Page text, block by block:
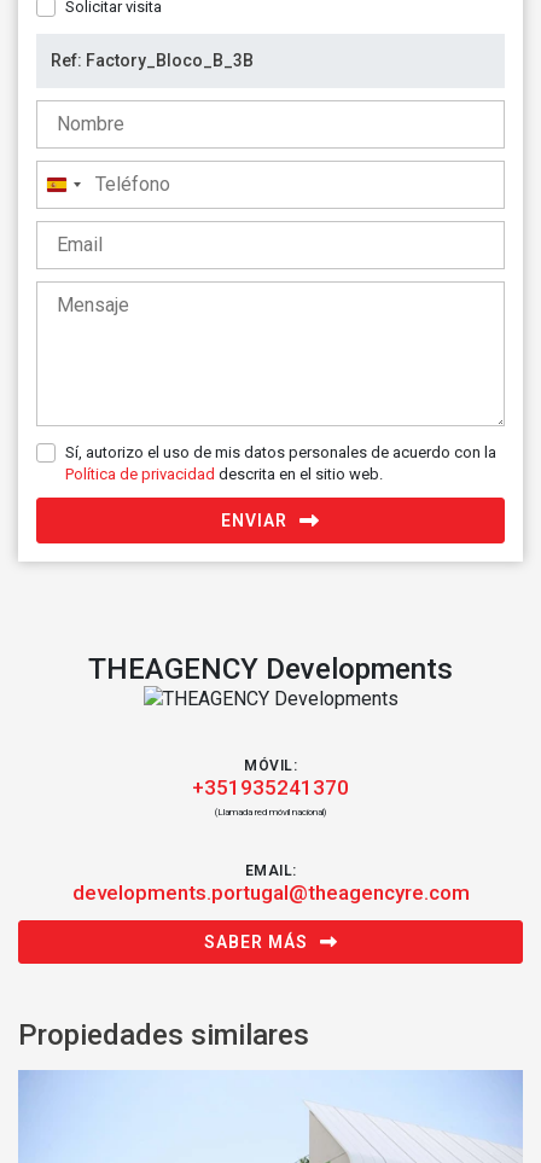
Solicitar visita
España
+34
Sí, autorizo el uso de mis datos personales de acuerdo con la
Política de privacidad descrita en el sitio web.
ENVIAR
THEAGENCY Developments
MÓVIL:
+351935241370
(Llamada red móvil nacional)
EMAIL:
developments.portugal@theagencyre.com
SABER MÁS
Propiedades similares